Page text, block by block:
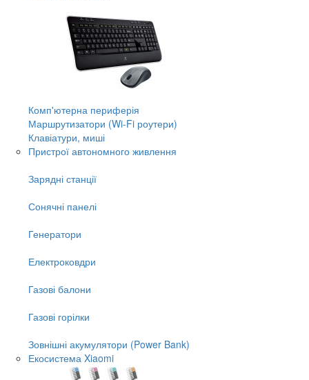
Комп'ютерна периферія
Маршрутизатори (Wi-Fi роутери)
Клавіатури, миші
Пристрої автономного живлення
Зарядні станції
Сонячні панелі
Генератори
Електроковдри
Газові балони
Газові горілки
Зовнішні акумулятори (Power Bank)
Екосистема Xiaomi